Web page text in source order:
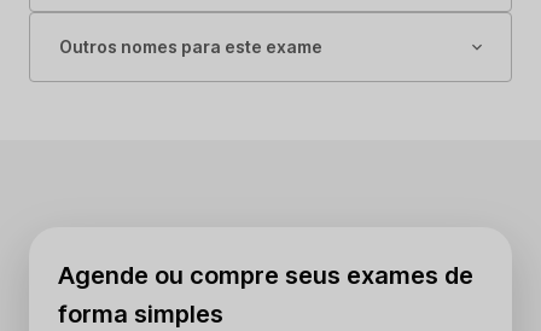
Outros nomes para este exame
Agende ou compre seus exames de
forma simples